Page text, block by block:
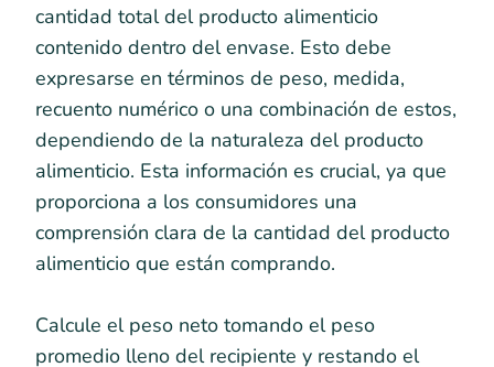
cantidad total del producto alimenticio
contenido dentro del envase. Esto debe
expresarse en términos de peso, medida,
recuento numérico o una combinación de estos,
dependiendo de la naturaleza del producto
alimenticio. Esta información es crucial, ya que
proporciona a los consumidores una
comprensión clara de la cantidad del producto
alimenticio que están comprando.
Calcule el peso neto tomando el peso
promedio lleno del recipiente y restando el